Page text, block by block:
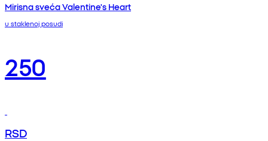
Mirisna sveća Valentine's Heart
u staklenoj posudi
250
RSD